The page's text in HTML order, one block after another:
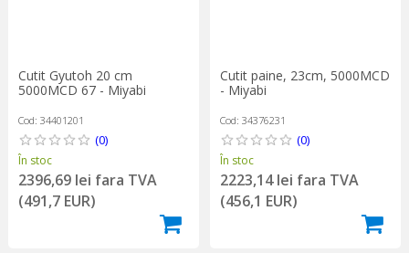
Cutit Gyutoh 20 cm
5000MCD 67 - Miyabi
Cod: 34401201
(0)
În stoc
2396,69 lei fara TVA
(491,7 EUR)
Cutit paine, 23cm, 5000MCD
- Miyabi
Cod: 34376231
(0)
În stoc
2223,14 lei fara TVA
(456,1 EUR)